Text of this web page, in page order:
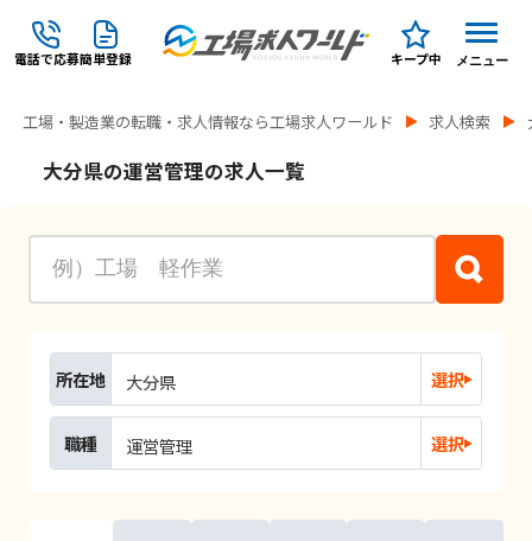
電話で応募簡単登録 キープ中 メニュー
工場・製造業の転職・求人情報なら工場求人ワールド 求人検索
大分県の運営管理の求人一覧
所在地 大分県 選択
職種 運営管理 選択